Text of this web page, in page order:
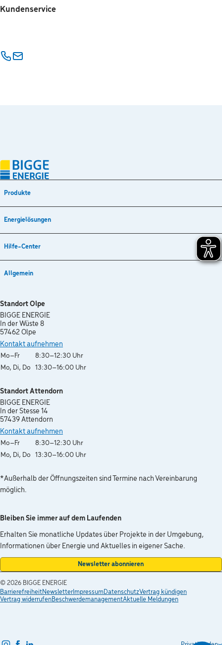
Kundenservice
Produkte
Energielösungen
Hilfe-Center
Allgemein
Standort Olpe
BIGGE ENERGIE
In der Wüste 8
57462 Olpe
Kontakt aufnehmen
WochentagÖffnungszeiten
Mo–Fr
8:30–12:30 Uhr
Mo, Di, Do
13:30–16:00 Uhr
Standort Attendorn
BIGGE ENERGIE
In der Stesse 14
57439 Attendorn
Kontakt aufnehmen
WochentagÖffnungszeiten
Mo–Fr
8:30–12:30 Uhr
Mo, Di, Do
13:30–16:00 Uhr
*Außerhalb der Öffnungszeiten sind Termine nach Vereinbarung
möglich.
Bleiben Sie immer auf dem Laufenden
Erhalten Sie monatliche Updates über Projekte in der Umgebung,
Informationen über Energie und Aktuelles in eigener Sache.
Newsletter abonnieren
© 2026 BIGGE ENERGIE
BarrierefreiheitNewsletter Impressum DatenschutzVertrag kündigen
Vertrag widerrufenBeschwerdemanagementAktuelle Meldungen